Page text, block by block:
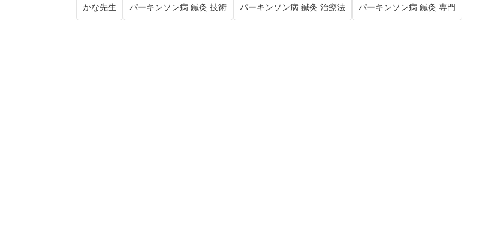
かな先生 パーキンソン病 鍼灸 技術 パーキンソン病 鍼灸 治療法 パーキンソン病 鍼灸 専門